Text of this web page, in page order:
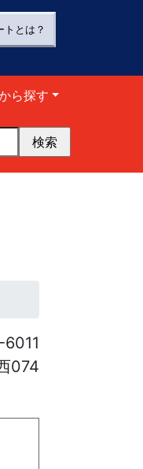
トとは？
ら探す
074